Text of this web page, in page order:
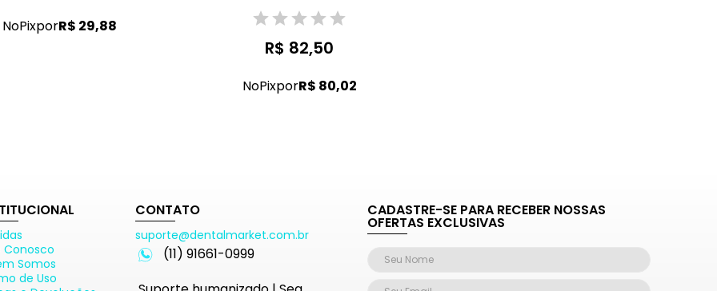
NoPixporR$ 29,88
R$ 82,50
NoPixporR$ 80,02
Conosco
Somos
de Uso
CONTATO
suporte@dentalmarket.com.br
(11) 91661-0999
CADASTRE-SE PARA RECEBER NOSSAS
OFERTAS EXCLUSIVAS